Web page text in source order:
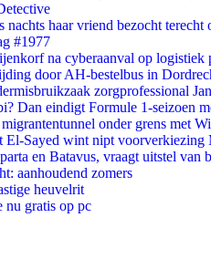
nachts haar vriend bezocht terecht
#1977
na cyberaanval op logistiek
door AH-bestelbus in
zorgprofessional
Dan eindigt Formule 1-seizoen
onder grens met
El-Sayed wint nipt voorverkiezing
en Batavus, vraagt uitstel van
aanhoudend zomers
heuvelrit
nu gratis op pc